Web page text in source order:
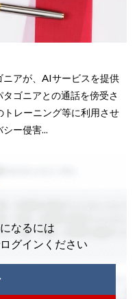
アが、AIサービスを提供
ゴニアとの通話を傍受さ
レーニング等に利用させ
ー侵害...
なるには
グインください